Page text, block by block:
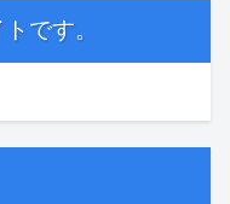
です。